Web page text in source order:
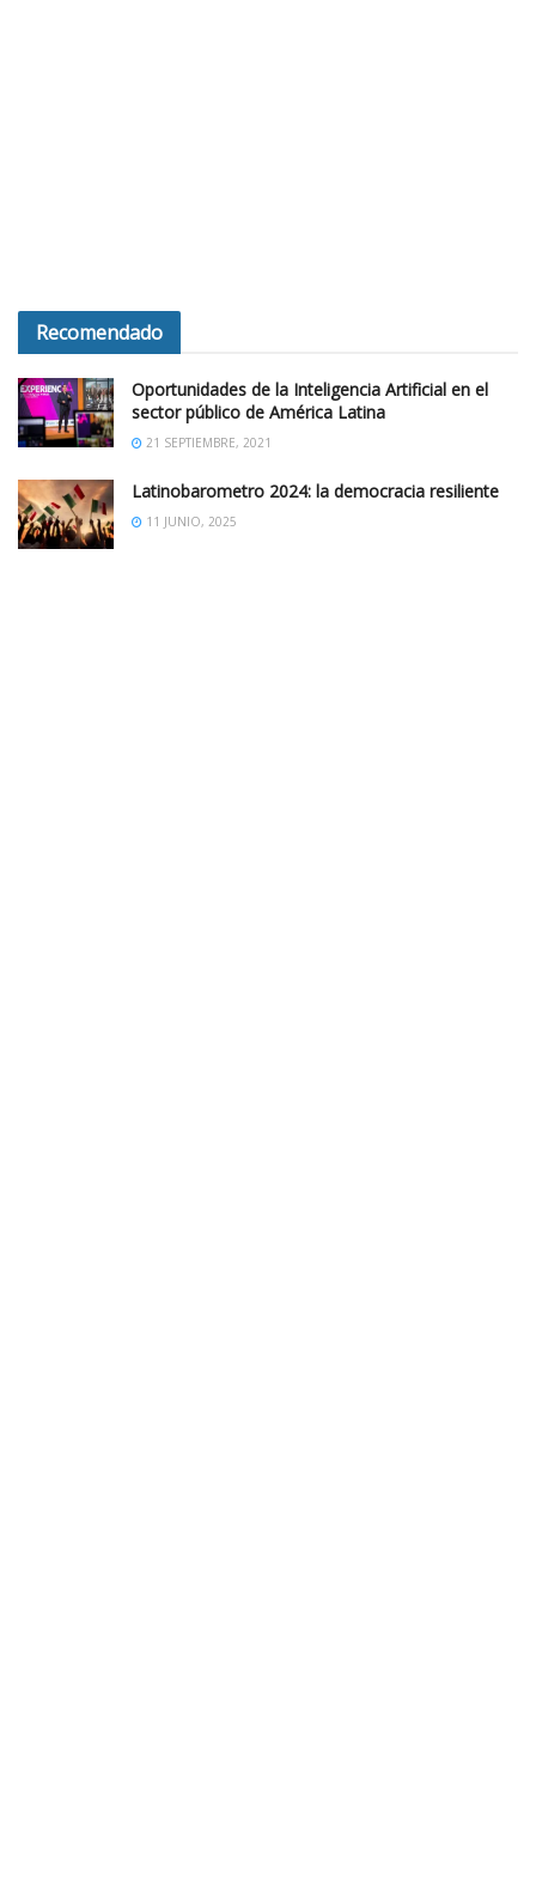
Recomendado
Oportunidades de la Inteligencia Artificial en el
sector público de América Latina
21 SEPTIEMBRE, 2021
Latinobarometro 2024: la democracia resiliente
11 JUNIO, 2025